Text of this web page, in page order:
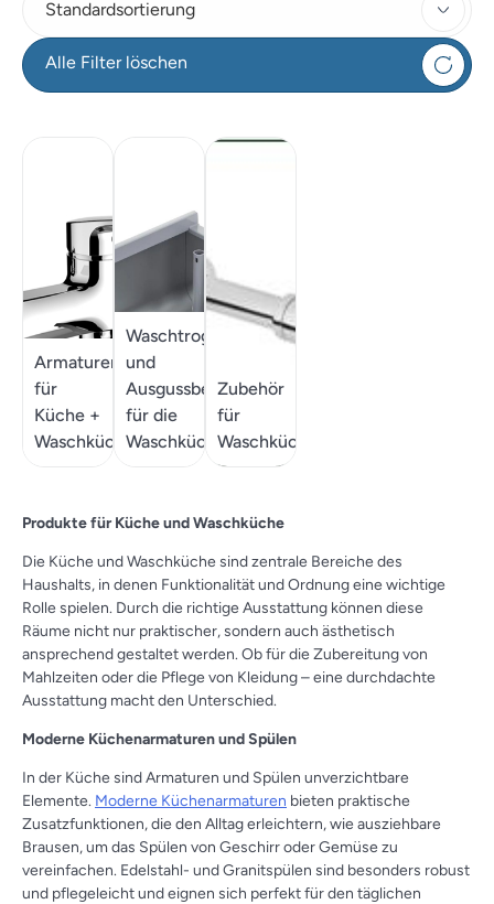
Standardsortierung
Alle Filter löschen
Armaturen
für
Küche +
Waschküche
Waschtrog
und
Ausgussbecken
für die
Waschküche
Zubehör
für
Waschküchenartikel
Produkte für Küche und Waschküche
Die Küche und Waschküche sind zentrale Bereiche des
Haushalts, in denen Funktionalität und Ordnung eine wichtige
Rolle spielen. Durch die richtige Ausstattung können diese
Räume nicht nur praktischer, sondern auch ästhetisch
ansprechend gestaltet werden. Ob für die Zubereitung von
Mahlzeiten oder die Pflege von Kleidung – eine durchdachte
Ausstattung macht den Unterschied.
Moderne Küchenarmaturen und Spülen
In der Küche sind Armaturen und Spülen unverzichtbare
Elemente. Moderne Küchenarmaturen bieten praktische
Zusatzfunktionen, die den Alltag erleichtern, wie ausziehbare
Brausen, um das Spülen von Geschirr oder Gemüse zu
vereinfachen. Edelstahl- und Granitspülen sind besonders robust
und pflegeleicht und eignen sich perfekt für den täglichen